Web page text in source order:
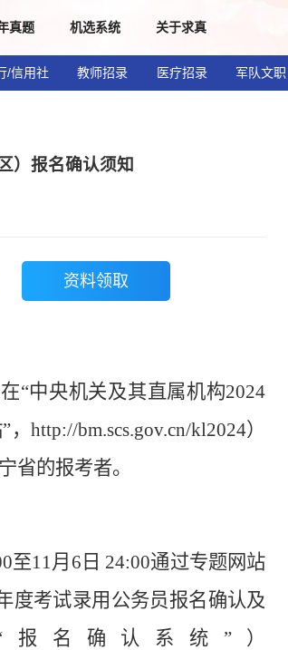
真题 机选系统 关于求真
/信用社 教师招录 医疗招录 军队文职
）报名确认须知
资料领取
“中央机关及其直属机构2024
http://bm.scs.gov.cn/kl2024）
省的报考者。
至11月6日 24:00通过专题网站
度考试录用公务员报名确认及
名确认系统”）